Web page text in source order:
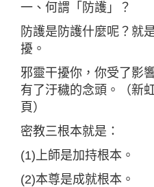
一、何謂「防護」？
防護是防護什麼呢？就
擾。
邪靈干擾你，你受了影
有了汙穢的念頭。（新
頁）
密教三根本就是：
(1)上師是加持根本。
(2)本尊是成就根本。